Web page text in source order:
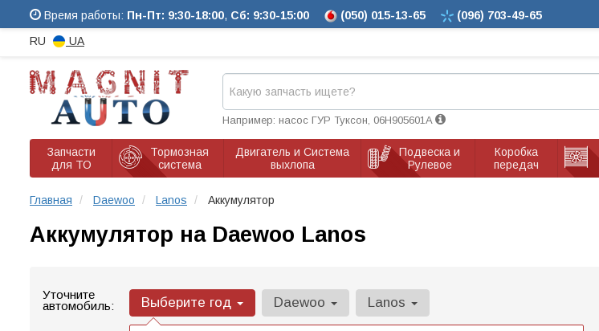
Время работы: Пн-Пт: 9:30-18:00, Сб: 9:30-15:00 (050) 015-13-65 (096) 703-49-65
RU UA
Например: насос ГУР Туксон, 06H905601A
Запчасти
для ТО
Тормозная
система
Двигатель и Система
выхлопа
Подвеска и
Рулевое
Коробка
передач
Главная Daewoo Lanos Аккумулятор
Аккумулятор на Daewoo Lanos
Уточните
автомобиль:
Выберите год Daewoo Lanos